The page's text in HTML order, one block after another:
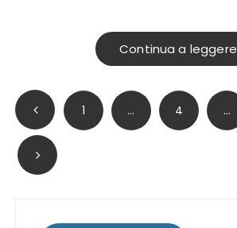
Continua a leggere
Paginazione
degli
articoli
1 … 4 …